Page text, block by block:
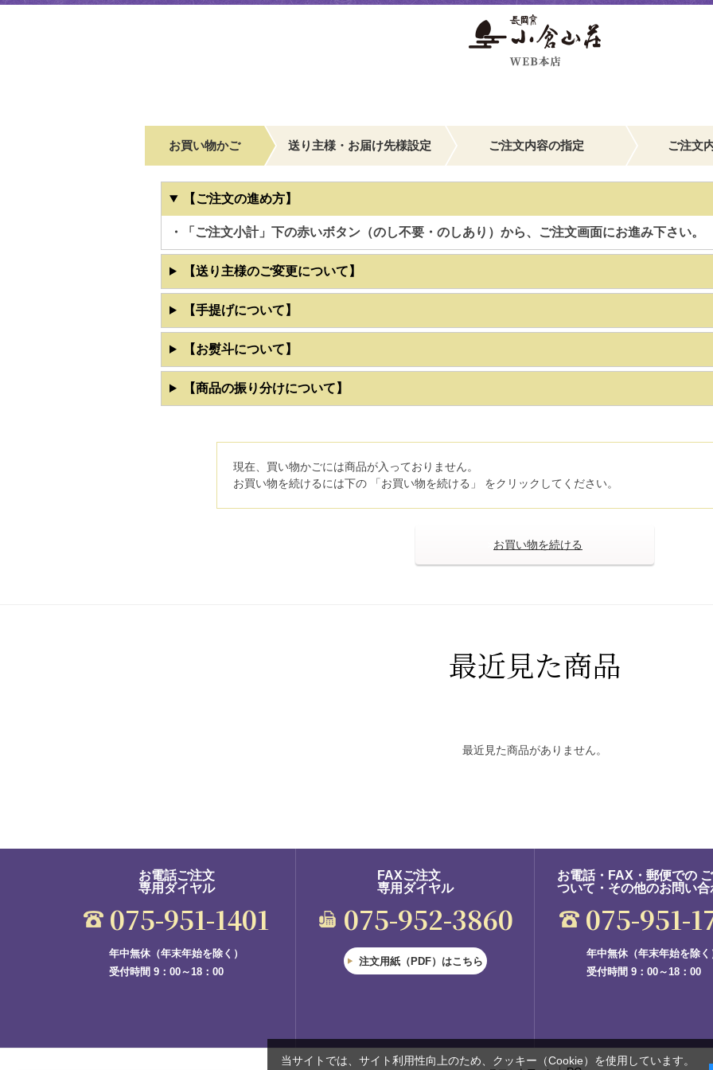
お買い物かご 送り主様・お届け先様設定 ご注文内容の指定 ご注文
【ご注文の進め方】
・「ご注文小計」下の赤いボタン（のし不要・のしあり）から、ご注文画面にお進み下さい。
【送り主様のご変更について】
【手提げについて】
【お熨斗について】
【商品の振り分けについて】
現在、買い物かごには商品が入っておりません。
お買い物を続けるには下の 「お買い物を続ける」 をクリックしてください。
最近見た商品
最近見た商品がありません。
お電話ご注文
専用ダイヤル
075-951-1401
年中無休（年末年始を除く）
受付時間 9：00～18：00
FAXご注文
専用ダイヤル
075-952-3860
注文用紙（PDF）はこちら
お電話・FAX・郵便での
ついて・その他のお問い合
075-951-
年中無休（年末年始を除く
受付時間 9：00～18：00
当サイトでは、サイト利用性向上のため、クッキー（Cookie）を使用しています。